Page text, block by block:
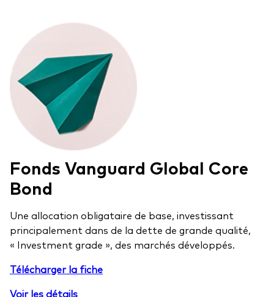
Fonds Vanguard Global Core
Bond
Une allocation obligataire de base, investissant
principalement dans de la dette de grande qualité,
« Investment grade », des marchés développés.
Télécharger la fiche
Voir les détails